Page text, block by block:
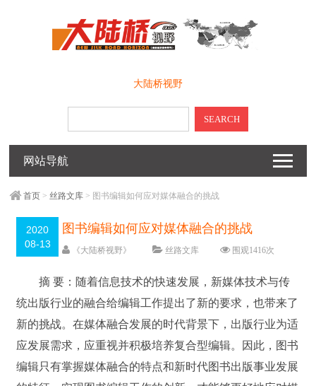
大陆桥视野
SEARCH
网站导航
首页 >丝路文库 > 图书编辑如何应对媒体融合的挑战
2020
08-13
图书编辑如何应对媒体融合的挑战
《大陆桥视野》 丝路文库 围观1416次
字体： 大 中 小
摘 要：随着信息技术的快速发展，新媒体技术与传
统出版行业的融合给编辑工作提出了新的要求，也带来了
新的挑战。在媒体融合发展的时代背景下，出版行业为适
应发展需求，应重视并积极培养复合型编辑。因此，图书
编辑只有掌握媒体融合的特点和新时代图书出版事业发展